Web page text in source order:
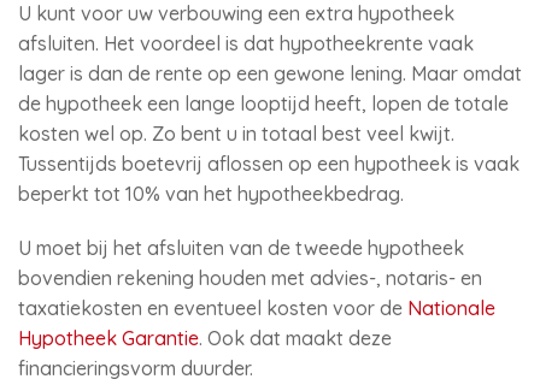
U kunt voor uw verbouwing een extra hypotheek
afsluiten. Het voordeel is dat hypotheekrente vaak
lager is dan de rente op een gewone lening. Maar omdat
de hypotheek een lange looptijd heeft, lopen de totale
kosten wel op. Zo bent u in totaal best veel kwijt.
Tussentijds boetevrij aflossen op een hypotheek is vaak
beperkt tot 10% van het hypotheekbedrag.
U moet bij het afsluiten van de tweede hypotheek
bovendien rekening houden met advies-, notaris- en
taxatiekosten en eventueel kosten voor de Nationale
Hypotheek Garantie. Ook dat maakt deze
financieringsvorm duurder.